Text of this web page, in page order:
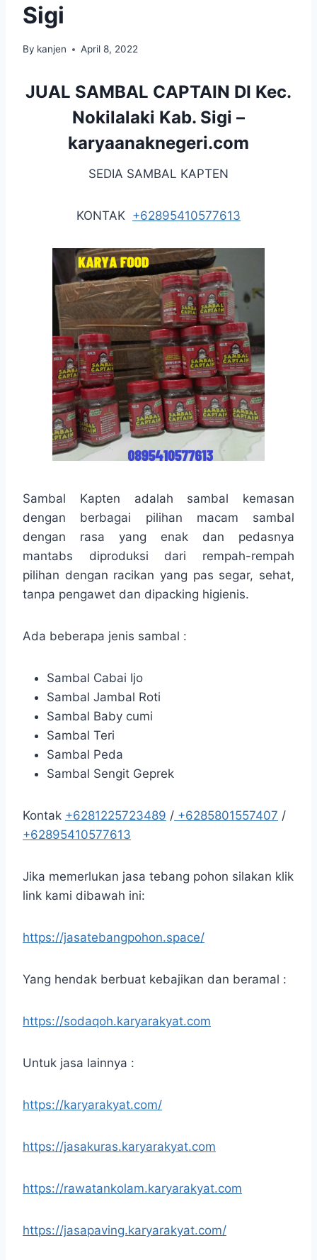
Sigi
By kanjen April 8, 2022
JUAL SAMBAL CAPTAIN DI Kec.
Nokilalaki Kab. Sigi –
karyaanaknegeri.com
SEDIA SAMBAL KAPTEN
KONTAK +62895410577613
Sambal Kapten adalah sambal kemasan
dengan berbagai pilihan macam sambal
dengan rasa yang enak dan pedasnya
mantabs diproduksi dari rempah-rempah
pilihan dengan racikan yang pas segar, sehat,
tanpa pengawet dan dipacking higienis.
Ada beberapa jenis sambal :
Sambal Cabai Ijo
Sambal Jambal Roti
Sambal Baby cumi
Sambal Teri
Sambal Peda
Sambal Sengit Geprek
Kontak +6281225723489 / +6285801557407 /
+62895410577613
Jika memerlukan jasa tebang pohon silakan klik
link kami dibawah ini:
https://jasatebangpohon.space/
Yang hendak berbuat kebajikan dan beramal :
https://sodaqoh.karyarakyat.com
Untuk jasa lainnya :
https://karyarakyat.com/
https://jasakuras.karyarakyat.com
https://rawatankolam.karyarakyat.com
https://jasapaving.karyarakyat.com/